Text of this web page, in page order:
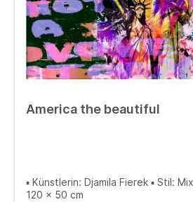
America the beautiful
▪ Künstlerin: Djamila Fierek ▪ Stil:
120 x 50 cm